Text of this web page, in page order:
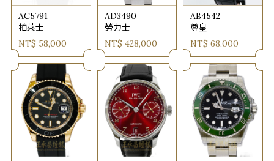
AC5791
柏萊士
NT$ 58,000
AD3490
勞力士
NT$ 428,000
AB4542
尊皇
NT$ 68,000